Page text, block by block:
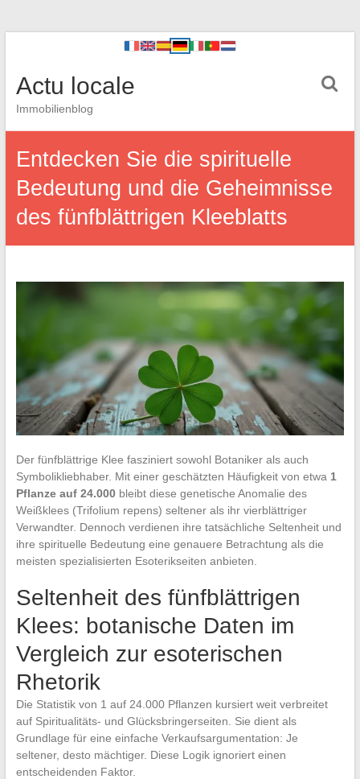
Actu locale
Immobilienblog
Entdecken Sie die spirituelle
Bedeutung und die Geheimnisse
des fünfblättrigen Kleeblatts
Der fünfblättrige Klee fasziniert sowohl Botaniker als auch
Symbolikliebhaber. Mit einer geschätzten Häufigkeit von etwa 1
Pflanze auf 24.000bleibt diese genetische Anomalie des
Weißklees (Trifolium repens) seltener als ihr vierblättriger
Verwandter. Dennoch verdienen ihre tatsächliche Seltenheit und
ihre spirituelle Bedeutung eine genauere Betrachtung als die
meisten spezialisierten Esoterikseiten anbieten.
Seltenheit des fünfblättrigen
Klees: botanische Daten im
Vergleich zur esoterischen
Rhetorik
Die Statistik von 1 auf 24.000 Pflanzen kursiert weit verbreitet
auf Spiritualitäts- und Glücksbringerseiten. Sie dient als
Grundlage für eine einfache Verkaufsargumentation: Je
seltener, desto mächtiger. Diese Logik ignoriert einen
entscheidenden Faktor.